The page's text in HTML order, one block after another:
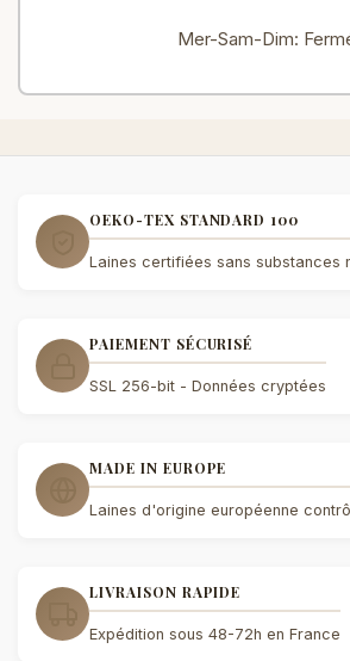
Mer-Sam-Dim:
OEKO-TEX STANDARD 100
Laines certifiées sans substances
PAIEMENT SÉCURISÉ
SSL 256-bit - Données cryptées
MADE IN EUROPE
Laines d'origine européenne
LIVRAISON RAPIDE
Expédition sous 48-72h en France